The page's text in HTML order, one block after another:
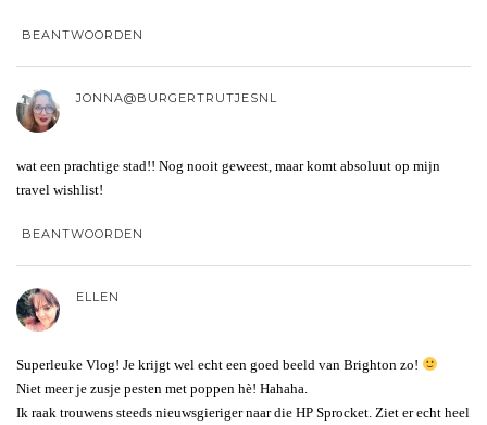
BEANTWOORDEN
JONNA@BURGERTRUTJESNL
wat een prachtige stad!! Nog nooit geweest, maar komt absoluut op mijn
travel wishlist!
BEANTWOORDEN
ELLEN
Superleuke Vlog! Je krijgt wel echt een goed beeld van Brighton zo!
Niet meer je zusje pesten met poppen hè! Hahaha.
Ik raak trouwens steeds nieuwsgieriger naar die HP Sprocket. Ziet er echt heel